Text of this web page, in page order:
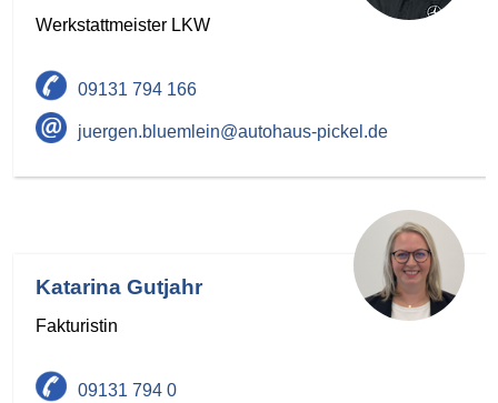
Werkstattmeister LKW
09131 794 166
juergen.bluemlein@autohaus-pickel.de
Katarina Gutjahr
Fakturistin
09131 794 0